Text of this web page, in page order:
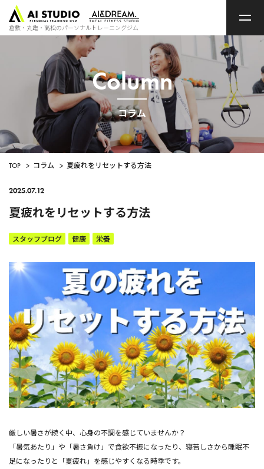
ッ
ペ
ー
ジ
倉敷・丸亀・高松のパーソナルトレーニングジム
Column
コラム
TOP > コラム > 夏疲れをリセットする方法
2025.07.12
夏疲れをリセットする方法
スタッフブログ 健康 栄養
厳しい暑さが続く中、心身の不調を感じていませんか？
「暑気あたり」や「暑さ負け」で食欲不振になったり、寝苦しさから睡眠不
足になったりと「夏疲れ」を感じやすくなる時季です。